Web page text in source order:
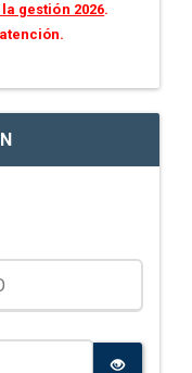
gestión 2026.